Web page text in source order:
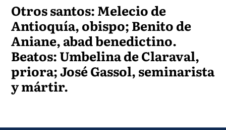
Otros santos: Melecio de
Antioquía, obispo; Benito de
Aniane, abad benedictino.
Beatos: Umbelina de Claraval,
priora; José Gassol, seminarista
y mártir.